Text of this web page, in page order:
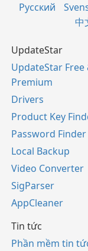
Русский
中
UpdateStar
UpdateStar Free
Premium
Drivers
Product Key
Password Finder
Local Backup
Video Converter
SigParser
AppCleaner
Tin tức
Phần mềm tin